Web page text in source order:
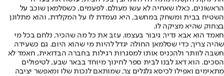
הראשונים, כאלו שאחיה לא עשו מעולם. לפעמים, כשסלמאן שוכב על
השטיח בבית ומשחק במחשב, היא נעמדת לו על המקלדת, והוא מתלונן
בצחוק שהיא מציקה לו.
חאמד הוא אבא נדיר, גיבור בעצמו. עזב את כל מה שהכיר, נלחם בכל מי
שהיה צריך, כדי שסלמאן החולה יגדל להיות מי שהוא היום. גם כשעידה
חשבה לוותר ולהכניס אותו למסגרות רגילות בחברה הבדואית, חאמד לא
הסכים. הוא דאג לבנו לבית ספר לחינוך מיוחד בבאר שבע, לטיפולים
מתאימים ואפילו לכיסא גלגלים צר, שמותאם לנכות שלו ומאפשר יציבה